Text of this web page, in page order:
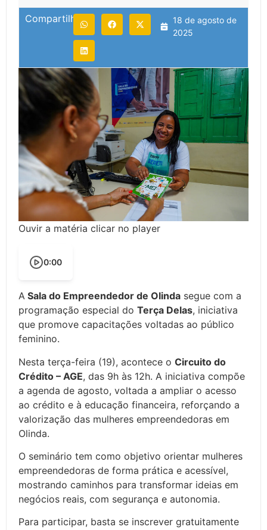
Compartilhe:
18 de agosto de
2025
Ouvir a matéria clicar no player
0:00
A Sala do Empreendedor de Olinda segue com a
programação especial do Terça Delas, iniciativa
que promove capacitações voltadas ao público
feminino.
Nesta terça-feira (19), acontece o Circuito do
Crédito – AGE, das 9h às 12h. A iniciativa compõe
a agenda de agosto, voltada a ampliar o acesso
ao crédito e à educação financeira, reforçando a
valorização das mulheres empreendedoras em
Olinda.
O seminário tem como objetivo orientar mulheres
empreendedoras de forma prática e acessível,
mostrando caminhos para transformar ideias em
negócios reais, com segurança e autonomia.
Para participar, basta se inscrever gratuitamente